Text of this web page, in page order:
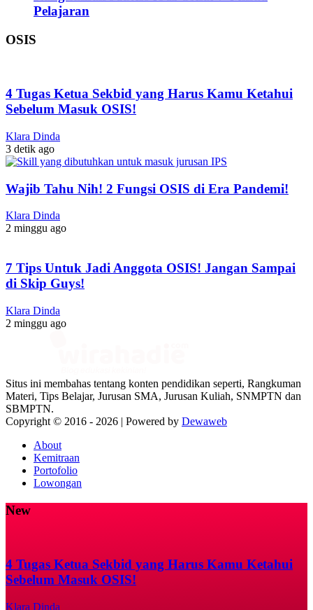
Pelajaran
OSIS
4 Tugas Ketua Sekbid yang Harus Kamu Ketahui
Sebelum Masuk OSIS!
Klara Dinda
3 detik ago
Wajib Tahu Nih! 2 Fungsi OSIS di Era Pandemi!
Klara Dinda
2 minggu ago
7 Tips Untuk Jadi Anggota OSIS! Jangan Sampai
di Skip Guys!
Klara Dinda
2 minggu ago
Situs ini membahas tentang konten pendidikan seperti, Rangkuman
Materi, Tips Belajar, Jurusan SMA, Jurusan Kuliah, SNMPTN dan
SBMPTN.
Copyright © 2016 - 2026 | Powered by Dewaweb
About
Kemitraan
Portofolio
Lowongan
New
4 Tugas Ketua Sekbid yang Harus Kamu Ketahui
Sebelum Masuk OSIS!
Klara Dinda